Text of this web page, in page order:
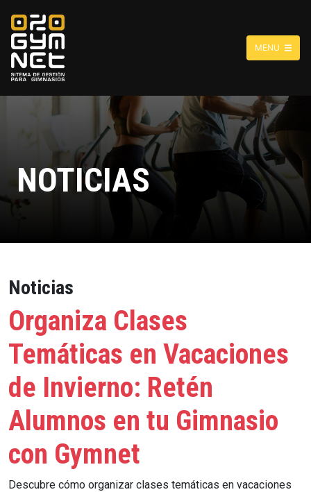
MENU
NOTICIAS
Noticias
Organiza Clases
Temáticas en Vacaciones
de Invierno: Retén
Alumnos en tu Gimnasio
con Gymnet
Descubre cómo organizar clases temáticas en vacaciones